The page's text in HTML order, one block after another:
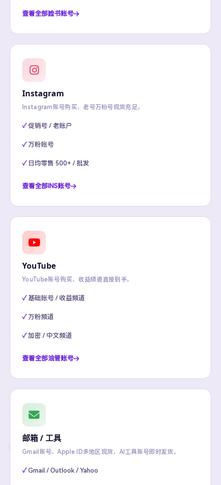
查看全部脸书账号
Instagram
Instagram账号购买，老号万粉号现货充足。
促销号 / 老账户
万粉账号
日均零售 500+ / 批发
查看全部INS账号
YouTube
YouTube账号购买，收益频道直接到手。
基础账号 / 收益频道
万粉频道
加密 / 中文频道
查看全部油管账号
邮箱 / 工具
Gmail账号、Apple ID多地区现货，AI工具账号即时发货。
Gmail / Outlook / Yahoo